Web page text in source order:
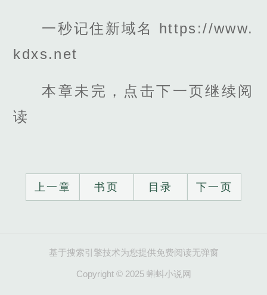
一秒记住新域名 https://www.
kdxs.net
本章未完，点击下一页继续阅
读
上一章 书页 目录 下一页
基于搜索引擎技术为您提供免费阅读无弹窗
Copyright © 2025 蝌蚪小说网